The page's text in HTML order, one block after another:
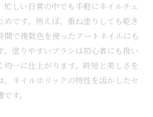
忙しい日常の中でも手軽にネイルチェ
めです。例えば、重ね塗りしても乾き
間で複数色を使ったアートネイルにも
。塗りやすいブラシは初心者にも扱い
均一に仕上がります。時短と美しさを
、ネイルホリックの特性を活かしたセ
す。